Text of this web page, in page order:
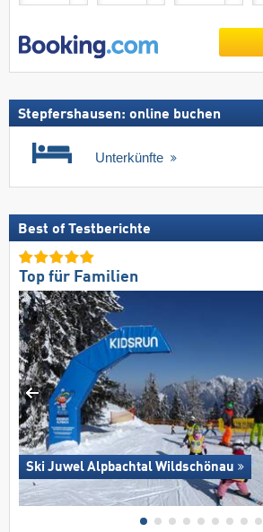
Stepfershausen: online buchen
Unterkünfte
Best of Testberichte
Top für Familien
Ski Juwel Alpbachtal Wildschönau